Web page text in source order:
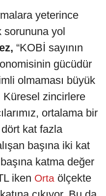
yeterince
sorununa yol
“KOBİ sayının
gücüdür
olmaması büyük
Küresel zincirlere
ortalama bir
kat fazla
başına iki kat
katma değer
iken Orta ölçekte